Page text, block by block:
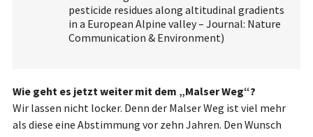
pesticide residues along altitudinal gradients
in a European Alpine valley – Journal: Nature
Communication & Environment)
Wie geht es jetzt weiter mit dem „Malser Weg“?
Wir lassen nicht locker. Denn der Malser Weg ist viel mehr
als diese eine Abstimmung vor zehn Jahren. Den Wunsch